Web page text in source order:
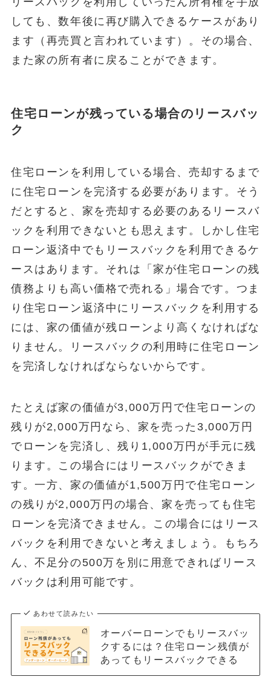
しても、数年後に再び購入できるケースがあり
ます（再売買と言われています）。その場合、
また家の所有者に戻ることができます。
住宅ローンが残っている場合のリースバッ
ク
住宅ローンを利用している場合、売却するまで
に住宅ローンを完済する必要があります。そう
だとすると、家を売却する必要のあるリースバ
ックを利用できないとも思えます。しかし住宅
ローン返済中でもリースバックを利用できるケ
ースはあります。それは「家が住宅ローンの残
債務よりも高い価格で売れる」場合です。つま
り住宅ローン返済中にリースバックを利用する
には、家の価値が残ローンより高くなければな
りません。リースバックの利用時に住宅ローン
を完済しなければならないからです。
たとえば家の価値が3,000万円で住宅ローンの
残りが2,000万円なら、家を売った3,000万円
でローンを完済し、残り1,000万円が手元に残
ります。この場合にはリースバックができま
す。一方、家の価値が1,500万円で住宅ローン
の残りが2,000万円の場合、家を売っても住宅
ローンを完済できません。この場合にはリース
バックを利用できないと考えましょう。もちろ
ん、不足分の500万を別に用意できればリース
バックは利用可能です。
あわせて読みたい
オーバーローンでもリースバッ
クするには？住宅ローン残債が
あってもリースバックできる